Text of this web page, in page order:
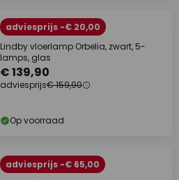
adviesprijs -€ 20,00
Lindby vloerlamp Orbelia, zwart, 5-
lamps, glas
€ 139,90
adviesprijs€ 159,90
Op voorraad
adviesprijs -€ 65,00